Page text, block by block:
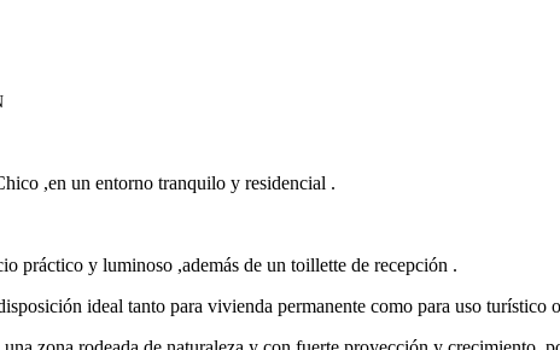
,en un entorno tranquilo y residencial .
práctico y luminoso ,además de un toillette de recepción .
ideal tanto para vivienda permanente como para uso turístico